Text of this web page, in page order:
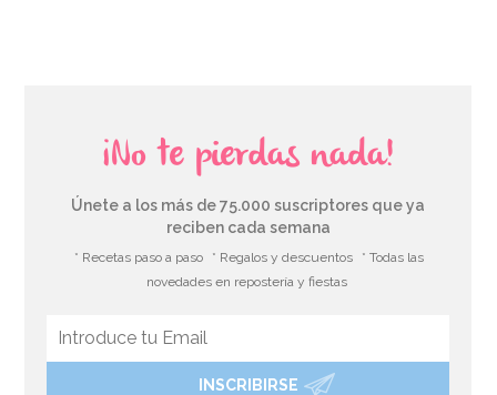
¡No te pierdas nada!
Únete a los más de 75.000 suscriptores que ya
reciben cada semana
* Recetas paso a paso * Regalos y descuentos
* Todas las
novedades en repostería y fiestas
INSCRIBIRSE